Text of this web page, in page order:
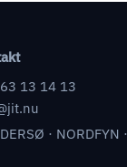
13 14 13
· NORDFYN